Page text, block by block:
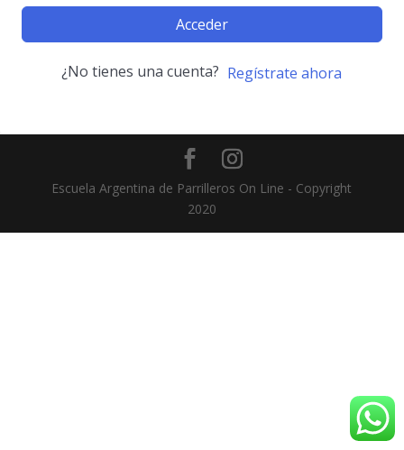
Acceder
¿No tienes una cuenta? Regístrate ahora
Escuela Argentina de Parrilleros On Line - Copyright
2020